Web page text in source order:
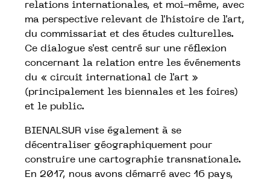
relations internationales, et moi-même, avec
ma perspective relevant de l'histoire de l'art,
du commissariat et des études culturelles.
Ce dialogue s'est centré sur une réflexion
concernant la relation entre les événements
du « circuit international de l'art »
(principalement les biennales et les foires)
et le public.
BIENALSUR vise également à se
décentraliser géographiquement pour
construire une cartographie transnationale.
En 2017, nous avons démarré avec 16 pays,